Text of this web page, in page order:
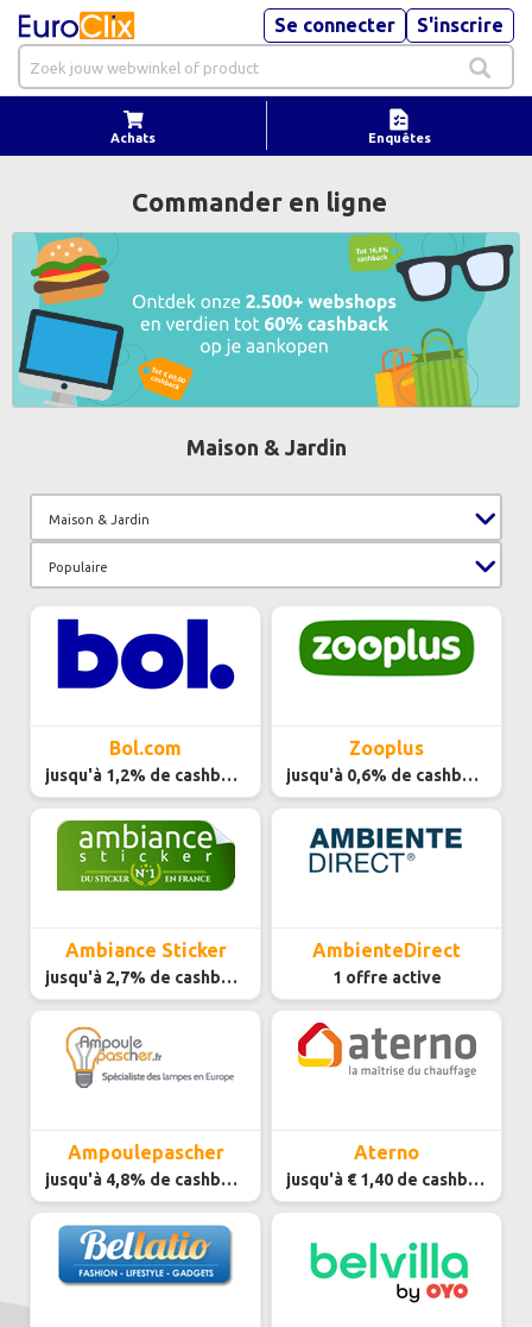
Se connecter S'inscrire
Achats Enquêtes
Commander en ligne
Maison & Jardin
Maison & Jardin
Populaire
Bol.com
jusqu'à 1,2% de cashback
Zooplus
jusqu'à 0,6% de cashback
Ambiance Sticker
jusqu'à 2,7% de cashback
AmbienteDirect
1 offre active
Ampoulepascher
jusqu'à 4,8% de cashback
Aterno
jusqu'à € 1,40 de cashback